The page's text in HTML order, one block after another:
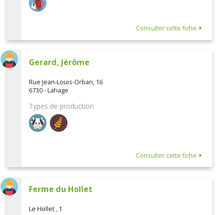
Consulter cette fiche
Gerard, Jérôme
Rue Jean-Louis-Orban, 16
6730 - Lahage
Types de production
Consulter cette fiche
Ferme du Hollet
Le Hollet , 1